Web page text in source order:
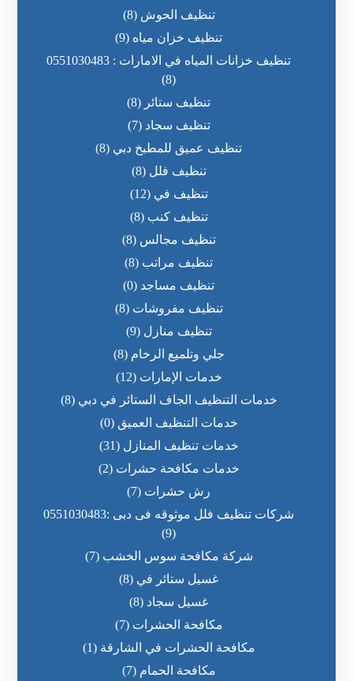
تنظيف الحوش (8)
تنظيف خزان مياه (9)
تنظيف خزانات المياه في الامارات : 0551030483
(8)
تنظيف ستائر (8)
تنظيف سجاد (7)
تنظيف عميق للمطبخ دبي (8)
تنظيف فلل (8)
تنظيف في (12)
تنظيف كنب (8)
تنظيف مجالس (8)
تنظيف مراتب (8)
تنظيف مساجد (0)
تنظيف مفروشات (8)
تنظيف منازل (9)
جلي وتلميع الرخام (8)
خدمات الإمارات (12)
خدمات التنظيف الجاف الستائر في دبي (8)
خدمات التنظيف العميق (0)
خدمات تنظيف المنازل (31)
خدمات مكافحة حشرات (2)
رش حشرات (7)
شركات تنظيف فلل موثوقه فى دبى :0551030483
(9)
شركة مكافحة سوس الخشب (7)
غسيل ستائر في (8)
غسيل سجاد (8)
مكافحة الحشرات (7)
مكافحة الحشرات في الشارقة (1)
مكافحة الحمام (7)